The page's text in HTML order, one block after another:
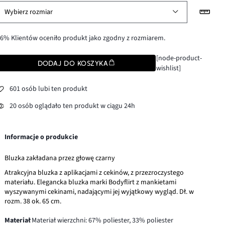
Wybierz rozmiar
Klientów oceniło produkt jako zgodny z rozmiarem.
DODAJ DO KOSZYKA
[node-product-
wishlist]
601 osób lubi ten produkt
20 osób oglądało ten produkt w ciągu 24h
Informacje o produkcie
Bluzka zakładana przez głowę czarny
Atrakcyjna bluzka z aplikacjami z cekinów, z przezroczystego
materiału. Elegancka bluzka marki Bodyflirt z mankietami
wyszywanymi cekinami, nadającymi jej wyjątkowy wygląd. Dł. w
rozm. 38 ok. 65 cm.
MateriałMateriał wierzchni: 67% poliester, 33% poliester